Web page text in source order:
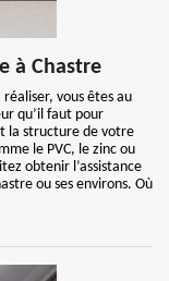
à Chastre
vous êtes au
qu’il faut pour
la structure de votre
le PVC, le zinc ou
obtenir l’assistance
ou ses environs. Où